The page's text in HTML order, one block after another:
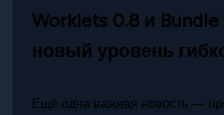
Worklets 0.8 и Bundle
новый уровень
Ещё одна важная новость —